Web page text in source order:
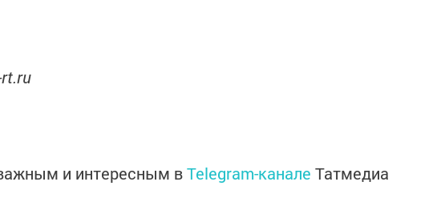
и интересным вTelegram-канале Татмедиа